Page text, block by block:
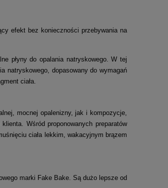
efekt bez konieczności przebywania na
płyny do opalania natryskowego. W tej
natryskowego, dopasowany do wymagań
ciała.
mocnej opalenizny, jak i kompozycje,
Wśród proponowanych preparatów
ciała lekkim, wakacyjnym brązem
marki Fake Bake. Są dużo lepsze od